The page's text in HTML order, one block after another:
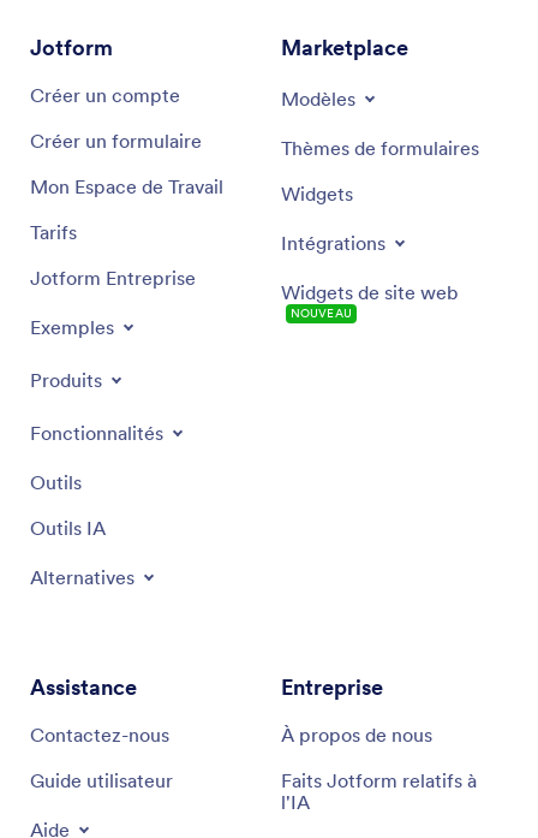
accédez à
. De là, vous pouvez
Agenda,le Calendrier Outlook ou
Jotform
Créer un compte
Créer un formulaire
Mon Espace de Travail
Tarifs
Jotform Entreprise
Exemples
Produits
Fonctionnalités
Outils
Outils IA
Alternatives
Marketplace
Modèles
Thèmes de formulaires
Widgets
Intégrations
Widgets de site web
NOUVEAU
Assistance
Contactez-nous
Guide utilisateur
Aide
Entreprise
À propos de nous
Faits Jotform relatifs à
l'IA